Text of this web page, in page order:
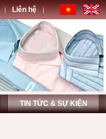
Liên hệ
TIN TỨC & SỰ KIỆN